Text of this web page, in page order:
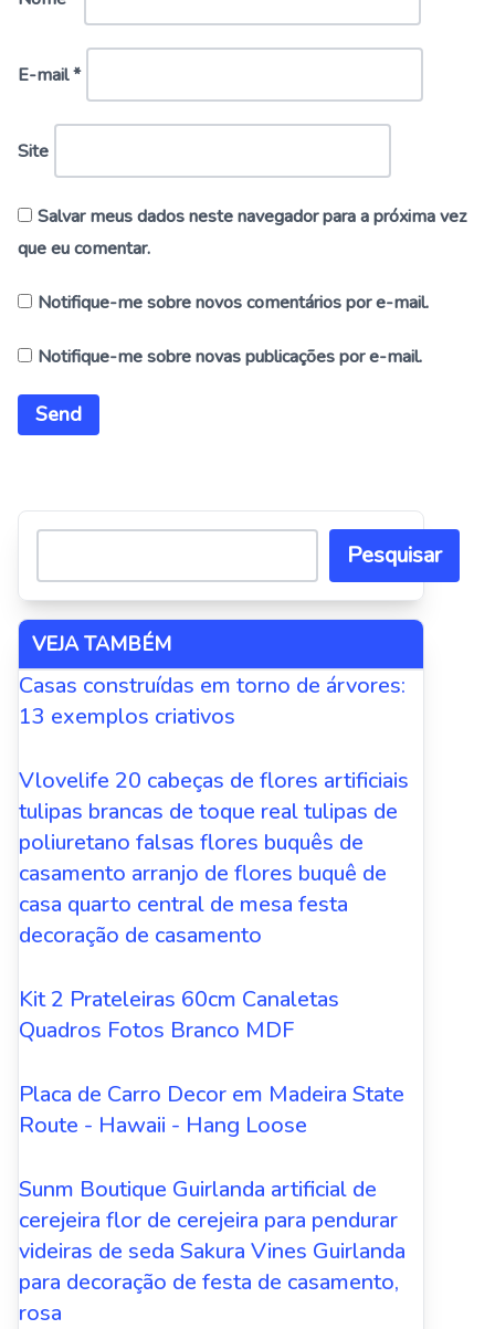
E-mail*
Site
Salvar meus dados neste navegador para a próxima vez
que eu comentar.
Notifique-me sobre novos comentários por e-mail.
Notifique-me sobre novas publicações por e-mail.
Pesquisar
VEJA TAMBÉM
Casas construídas em torno de árvores:
13 exemplos criativos
Vlovelife 20 cabeças de flores artificiais
tulipas brancas de toque real tulipas de
poliuretano falsas flores buquês de
casamento arranjo de flores buquê de
casa quarto central de mesa festa
decoração de casamento
Kit 2 Prateleiras 60cm Canaletas
Quadros Fotos Branco MDF
Placa de Carro Decor em Madeira State
Route - Hawaii - Hang Loose
Sunm Boutique Guirlanda artificial de
cerejeira flor de cerejeira para pendurar
videiras de seda Sakura Vines Guirlanda
para decoração de festa de casamento,
rosa